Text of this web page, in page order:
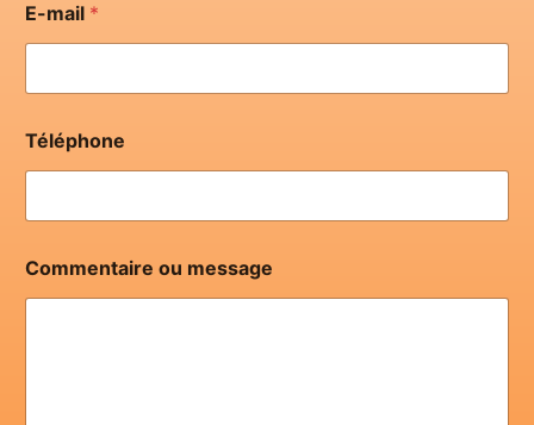
E-mail *
e
s
a
e
*
T
Téléphone
Commentaire ou message